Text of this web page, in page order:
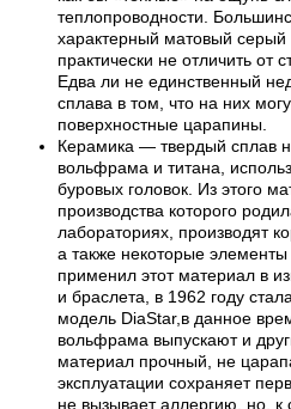
теплопроводности.
характерный матовый серый
практически не отличить от
Едва ли не единственный
сплава в том, что на них
поверхностные царапины.
Керамика — твердый сплав
вольфрама и титана,
буровых головок. Из этого
производства которого
лабораториях, производят
а также некоторые
применил этот материал в
и браслета, в 1962 году
модель DiaStar,в данное
вольфрама выпускают и
материал прочный, не
эксплуатации сохраняет
не вызывает аллергию, но, к